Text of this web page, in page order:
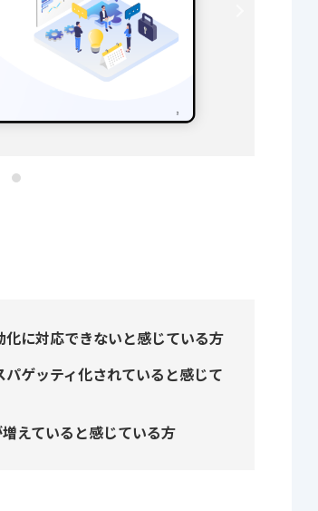
に対応できないと感じている方
ゲッティ化されていると感じて
えていると感じている方